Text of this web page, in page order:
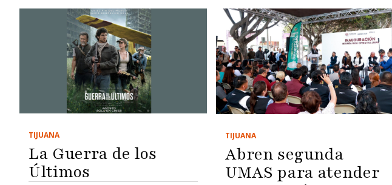
TIJUANA
La Guerra de los
Últimos
TIJUANA
Abren segunda
UMAS para atender